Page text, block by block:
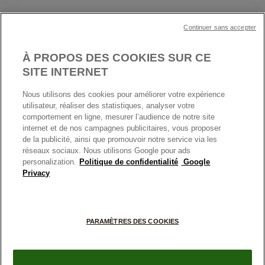
Plan du site
Politique des cookies
Politique de confidentialité
Conditions générales de vente
Conditions générales de vente Click & Collect
Plateforme ODR
Information sur le fabricant et l'importateur
Index égalité Femme/Homme
FRANCE
France
© TOUS DROITS RESERVES. 2026 Pandora
À PROPOS DES COOKIES SUR CE
SITE INTERNET
Nous utilisons des cookies pour améliorer votre expérience
utilisateur, réaliser des statistiques, analyser votre
comportement en ligne, mesurer l’audience de notre site
internet et de nos campagnes publicitaires, vous proposer
de la publicité, ainsi que promouvoir notre service via les
réseaux sociaux. Nous utilisons Google pour ads
personalization. Politique de confidentialité Google
Privacy
PARAMÈTRES DES COOKIES
Continuer sans accepter